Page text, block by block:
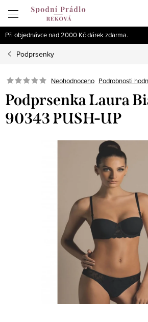
obsah
Při objednávce nad 2000 Kč dárek zdarma.
Podprsenky
Neohodnoceno Podrobnosti
Podprsenka Laura
90343 PUSH-UP